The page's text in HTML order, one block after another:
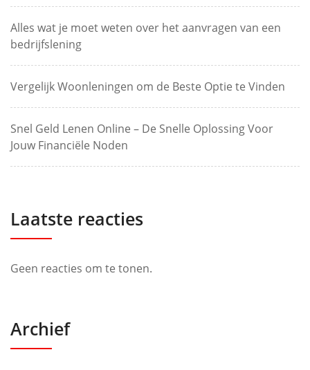
Alles wat je moet weten over het aanvragen van een
bedrijfslening
Vergelijk Woonleningen om de Beste Optie te Vinden
Snel Geld Lenen Online – De Snelle Oplossing Voor
Jouw Financiële Noden
Laatste reacties
Geen reacties om te tonen.
Archief